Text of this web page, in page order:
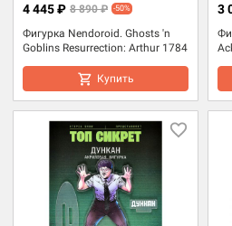
Фигурка Nendoroid. Ghosts 'n
Goblins Resurrection: Arthur 1784
4 445 ₽ 8 890 ₽ -50%
Купить
3